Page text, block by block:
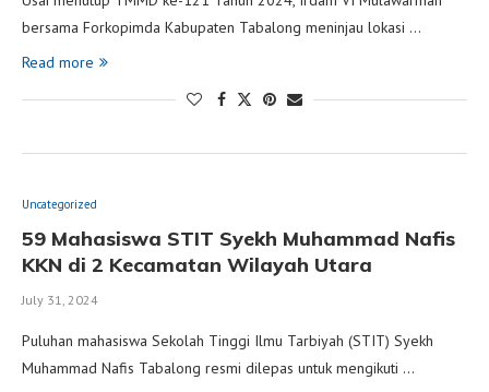
bersama Forkopimda Kabupaten Tabalong meninjau lokasi …
Read more
Uncategorized
59 Mahasiswa STIT Syekh Muhammad Nafis
KKN di 2 Kecamatan Wilayah Utara
July 31, 2024
Puluhan mahasiswa Sekolah Tinggi Ilmu Tarbiyah (STIT) Syekh
Muhammad Nafis Tabalong resmi dilepas untuk mengikuti …